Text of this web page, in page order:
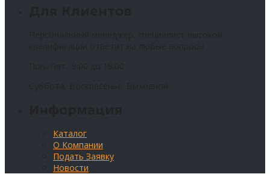
Каталог
О Компании
Подать Заявку
Новости